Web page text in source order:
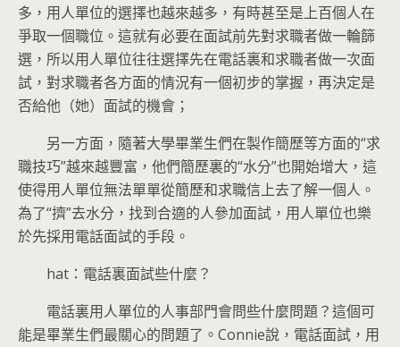
多，用人單位的選擇也越來越多，有時甚至是上百個人在
爭取一個職位。這就有必要在面試前先對求職者做一輪篩
選，所以用人單位往往選擇先在電話裏和求職者做一次面
試，對求職者各方面的情況有一個初步的掌握，再決定是
否給他（她）面試的機會；
另一方面，隨著大學畢業生們在製作簡歷等方面的“求
職技巧”越來越豐富，他們簡歷裏的“水分”也開始增大，這
使得用人單位無法單單從簡歷和求職信上去了解一個人。
為了“擠”去水分，找到合適的人參加面試，用人單位也樂
於先採用電話面試的手段。
hat：電話裏面試些什麼？
電話裏用人單位的人事部門會問些什麼問題？這個可
能是畢業生們最關心的問題了。Connie說，電話面試，用